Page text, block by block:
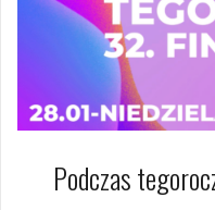
Podczas